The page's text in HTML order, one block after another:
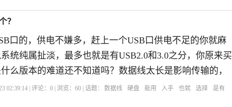
？
口的，供电不嫌多，赶上一个USB口供电不足的你就麻
统纯属扯淡，最多也就是有USB2.0和3.0之分，你原来买
么版本的难道还不知道吗？数据线太长是影响传输的，
02:39:14 | 评论：0 | 浏览：60 | 话题： 数据线 硬盘 能用 入手 也就 选择 是有